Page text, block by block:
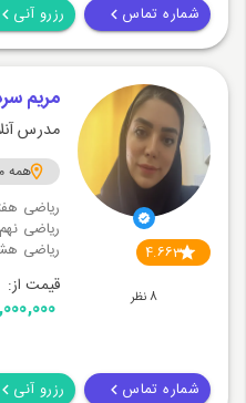
شماره تماس رزرو آنی
4.663
8 نظر
مریم
مدرس
همه
ریاضی
ریاضی
ریاضی
قیمت از:
7,000,000
شماره تماس رزرو آنی